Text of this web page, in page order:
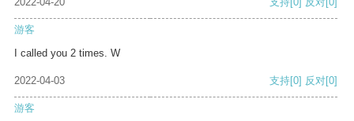
游客
I called you 2 times. W
2022-04-03 支持[0] 反对[0]
游客